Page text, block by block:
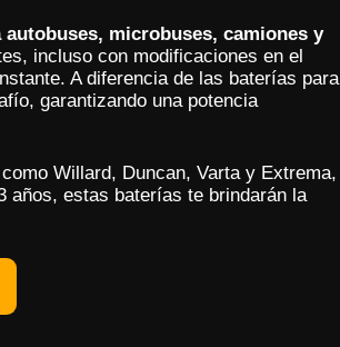
microbuses, camiones y
incluso con modificaciones en el
A diferencia de las baterías para
garantizando una potencia
Willard, Duncan, Varta y Extrema,
años, estas baterías te brindarán la